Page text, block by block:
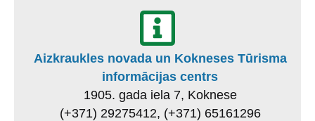
Aizkraukles novada un Kokneses Tūrisma
informācijas centrs
1905. gada iela 7, Koknese
(+371) 29275412, (+371) 65161296